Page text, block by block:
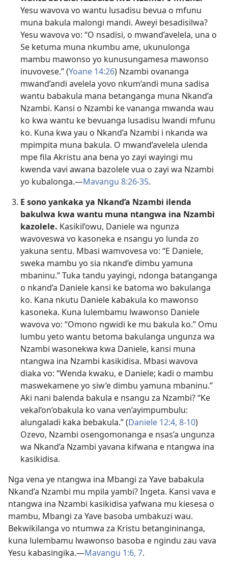
Yesu wavova vo wantu lusadisu bevua o mfunu
muna bakula malongi mandi. Aweyi besadisilwa?
Yesu wavova vo: “O nsadisi, o mwand’avelela, una o
Se ketuma muna nkumbu ame, ukunulonga
mambu mawonso yo kunusungamesa mawonso
inuvovese.” (Yoane 14:26) Nzambi ovananga
mwand’andi avelela yovo nkum’andi muna sadisa
wantu babakula mana betanganga muna Nkand’a
Nzambi. Kansi o Nzambi ke vananga mwanda wau
ko kwa wantu ke bevuanga lusadisu lwandi mfunu
ko. Kuna kwa yau o Nkand’a Nzambi i nkanda wa
mpimpita muna bakula. O mwand’avelela ulenda
mpe fila Akristu ana bena yo zayi wayingi mu
kwenda vavi awana bazolele vua o zayi wa Nzambi
yo kubalonga.—Mavangu 8:26-35.
E sono yankaka ya Nkand’a Nzambi ilenda
bakulwa kwa wantu muna ntangwa ina Nzambi
kazolele. Kasikil’owu, Daniele wa ngunza
wavoveswa vo kasoneka e nsangu yo lunda zo
yakuna sentu. Mbasi wamvovesa vo: “E Daniele,
sweka mambu yo sia nkand’e dimbu yamuna
mbaninu.” Tuka tandu yayingi, ndonga batanganga
o nkand’a Daniele kansi ke batoma wo bakulanga
ko. Kana nkutu Daniele kabakula ko mawonso
kasoneka. Kuna lulembamu lwawonso Daniele
wavova vo: “Omono ngwidi ke mu bakula ko.” Omu
lumbu yeto wantu betoma bakulanga ungunza wa
Nzambi wasonekwa kwa Daniele, kansi muna
ntangwa ina Nzambi kasikidisa. Mbasi wavova
diaka vo: “Wenda kwaku, e Daniele; kadi o mambu
maswekamene yo siw’e dimbu yamuna mbaninu.”
Aki nani balenda bakula e nsangu za Nzambi? “Ke
vekal’on’obakula ko vana ven’ayimpumbulu:
alungaladi kaka bebakula.” (Daniele 12:4, 8-10)
Ozevo, Nzambi osengomonanga e nsas’a ungunza
wa Nkand’a Nzambi yavana kifwana e ntangwa ina
kasikidisa.
Nga vena ye ntangwa ina Mbangi za Yave babakula
Nkand’a Nzambi mu mpila yambi? Ingeta. Kansi vava e
ntangwa ina Nzambi kasikidisa yafwana mu kiesesa o
mambu, Mbangi za Yave basoba umbakuzi wau.
Bekwikilanga vo ntumwa za Kristu betangininanga,
kuna lulembamu lwawonso basoba e ngindu zau vava
Yesu kabasingika.—Mavangu 1:6, 7.